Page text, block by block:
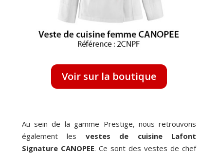
Voir sur la boutique
Au sein de la gamme Prestige, nous retrouvons
également les vestes de cuisine Lafont
Signature CANOPEE. Ce sont des vestes de chef